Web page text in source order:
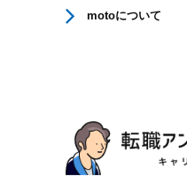
motoについて